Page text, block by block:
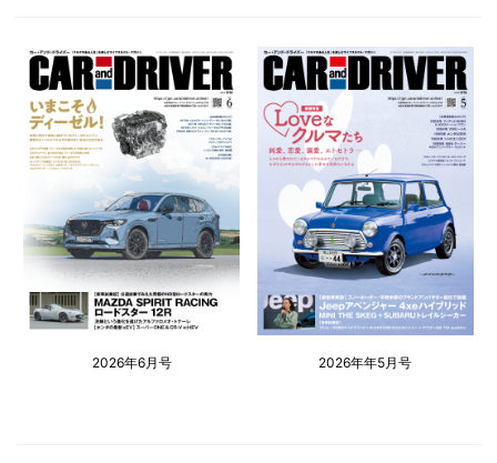
2026年6月号 2026年年5月号